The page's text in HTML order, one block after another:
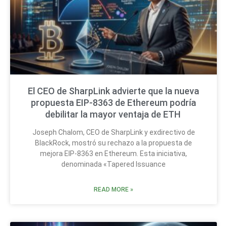
El CEO de SharpLink advierte que la nueva
propuesta EIP-8363 de Ethereum podría
debilitar la mayor ventaja de ETH
Joseph Chalom, CEO de SharpLink y exdirectivo de
BlackRock, mostró su rechazo a la propuesta de
mejora EIP-8363 en Ethereum. Esta iniciativa,
denominada «Tapered Issuance
READ MORE »